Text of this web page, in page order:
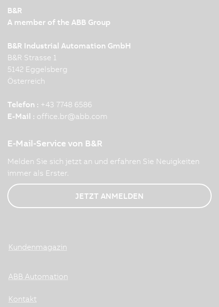
B&R
A member of the ABB Group
B&R Industrial Automation GmbH
B&R Strasse 1
5142 Eggelsberg
Österreich
Telefon : +43 7748 6586
E-Mail : office.br@abb.com
E-Mail-Service von B&R
Melden Sie sich jetzt an und erfahren Sie Neuigkeiten
immer als Erster.
JETZT ANMELDEN
Kundenmagazin
ABB Automation
Kontakt